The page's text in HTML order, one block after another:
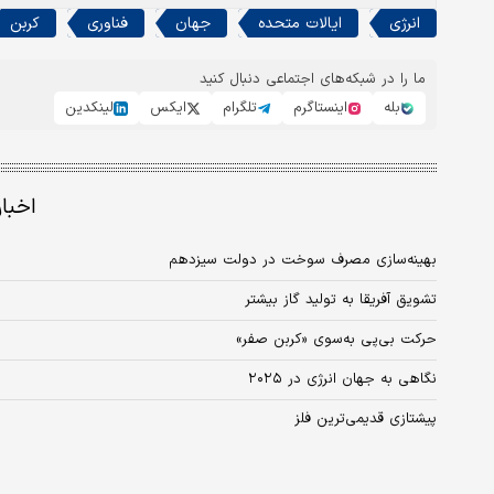
انرژی ایالات متحده جهان فناوری کربن
ما را در شبکه‌های اجتماعی دنبال کنید
بله
اینستاگرم تلگرام ایکس لینکدین
بهینه‌سازی مصرف سوخت در دولت سیزدهم
تشویق آفریقا به تولید گاز بیشتر
حرکت بی‌پی به‌سوی «کربن صفر»
نگاهی به جهان انرژی در ۲۰۲۵
پیشتازی قدیمی‌ترین فلز